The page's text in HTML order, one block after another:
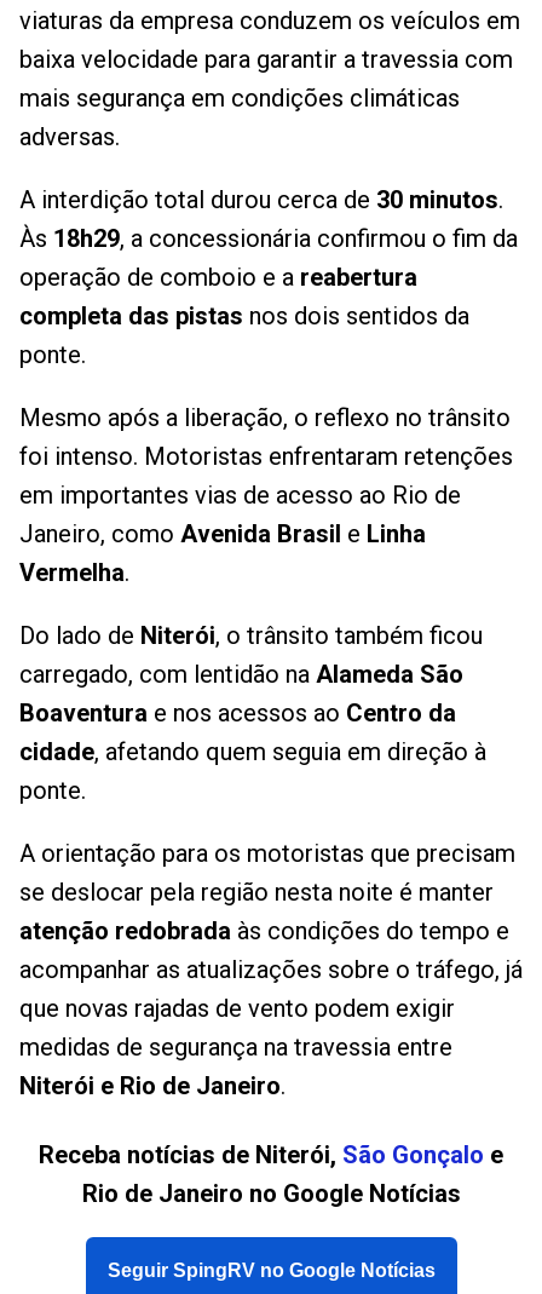
viaturas da empresa conduzem os veículos em
baixa velocidade para garantir a travessia com
mais segurança em condições climáticas
adversas.
A interdição total durou cerca de 30 minutos.
Às 18h29, a concessionária confirmou o fim da
operação de comboio e a reabertura
completa das pistas nos dois sentidos da
ponte.
Mesmo após a liberação, o reflexo no trânsito
foi intenso. Motoristas enfrentaram retenções
em importantes vias de acesso ao Rio de
Janeiro, como Avenida Brasil e Linha
Vermelha.
Do lado de Niterói, o trânsito também ficou
carregado, com lentidão na Alameda São
Boaventura e nos acessos ao Centro da
cidade, afetando quem seguia em direção à
ponte.
A orientação para os motoristas que precisam
se deslocar pela região nesta noite é manter
atenção redobrada às condições do tempo e
acompanhar as atualizações sobre o tráfego, já
que novas rajadas de vento podem exigir
medidas de segurança na travessia entre
Niterói e Rio de Janeiro.
Receba notícias de Niterói, São Gonçalo e
Rio de Janeiro no Google Notícias
Seguir SpingRV no Google Notícias